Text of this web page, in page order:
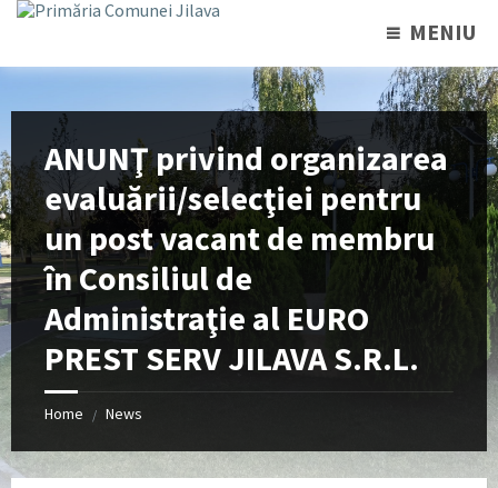
MENIU
ANUNŢ privind organizarea
evaluării/selecţiei pentru
un post vacant de membru
în Consiliul de
Administraţie al EURO
PREST SERV JILAVA S.R.L.
Home / News